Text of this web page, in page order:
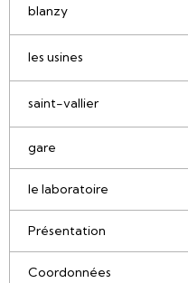
blanzy
les usines
saint-vallier
gare
le laboratoire
Présentation
Coordonnées